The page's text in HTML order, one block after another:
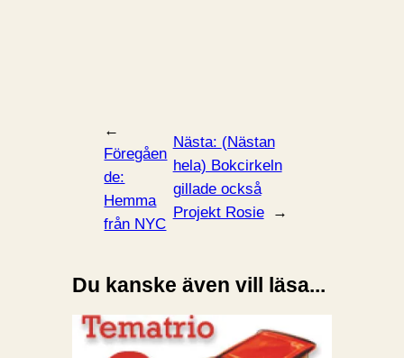
←
Föregåen
de:
Hemma
från NYC
Nästa: (Nästan
hela) Bokcirkeln
gillade också
Projekt Rosie
→
Du kanske även vill läsa...